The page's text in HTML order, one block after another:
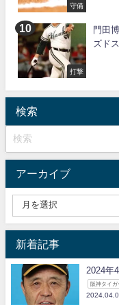
守備
打撃
門田
ズド
検索
アーカイブ
新着記事
2024年
阪神タイガ